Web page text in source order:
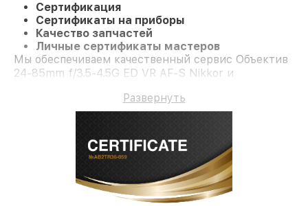
Сертификация
Сертификаты на приборы
Качество запчастей
Личные сертификаты мастеров
Мы обеспечиваем качественный сервис Объектив
24-85mm f/3.5-4.5G ED VR AF-S Nikkor и
Развернуть